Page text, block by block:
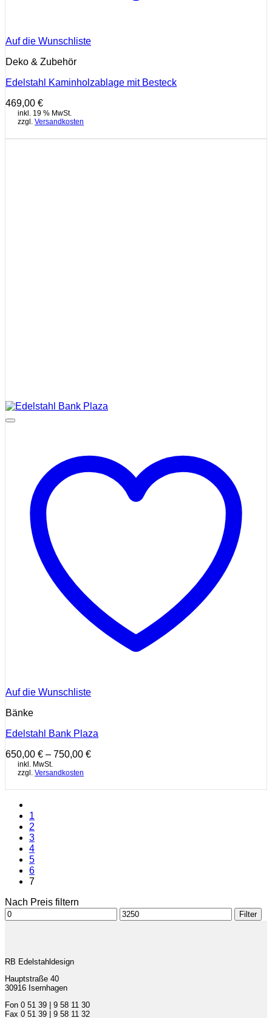
Auf die Wunschliste
Deko & Zubehör
Edelstahl Kaminholzablage mit Besteck
469,00 €
inkl. 19 % MwSt.
zzgl. Versandkosten
Auf die Wunschliste
Bänke
Edelstahl Bank Plaza
650,00 € – 750,00 €
inkl. MwSt.
zzgl. Versandkosten
1
2
3
4
5
6
7
Nach Preis filtern
Min.
Preis
Max.
Preis
Filter
RB Edelstahldesign
Hauptstraße 40
30916 Isernhagen
Fon 0 51 39 | 9 58 11 30
Fax 0 51 39 | 9 58 11 32